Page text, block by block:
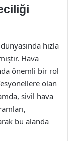
hızla
Hava
önemli bir rol
olan
sivil hava
bu alanda